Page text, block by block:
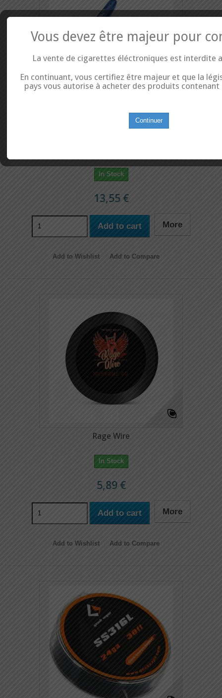
Pince Coupante modèle 170 - Plato
In Stock
13,55 €
Add to cart More
Add to Wishlist Add to Compare
Rage Wire
In Stock
5,89 €
Add to cart More
Add to Wishlist Add to Compare
Vous devez être majeur pour
La vente de cigarettes éléctroniques est interdite
En continuant, vous certifiez être majeur et que la
pays vous autorise à acheter des produits contenant
Continuer